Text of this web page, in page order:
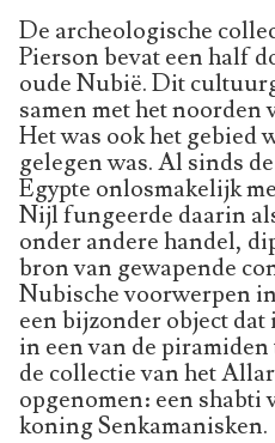
De archeologische
Pierson bevat een half
oude Nubië. Dit
samen met het noorden
Het was ook het gebied
gelegen was. Al sinds
Egypte onlosmakelijk
Nijl fungeerde daarin
onder andere handel,
bron van gewapende
Nubische voorwerpen
een bijzonder object dat
in een van de
de collectie van het
opgenomen: een shabti
koning Senkamanisken.